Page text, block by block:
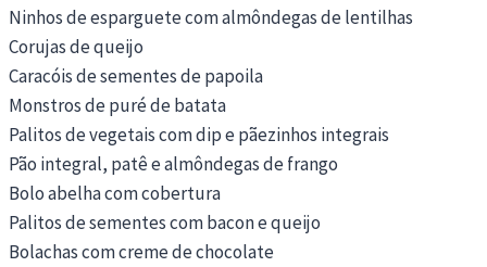
Ninhos de esparguete com almôndegas de lentilhas
Corujas de queijo
Caracóis de sementes de papoila
Monstros de puré de batata
Palitos de vegetais com dip e pãezinhos integrais
Pão integral, patê e almôndegas de frango
Bolo abelha com cobertura
Palitos de sementes com bacon e queijo
Bolachas com creme de chocolate